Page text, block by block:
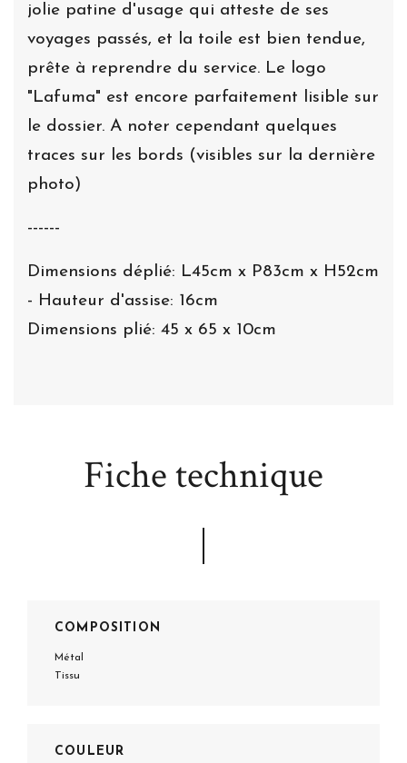
jolie patine d'usage qui atteste de ses
voyages passés, et la toile est bien tendue,
prête à reprendre du service. Le logo
"Lafuma" est encore parfaitement lisible sur
le dossier. A noter cependant quelques
traces sur les bords (visibles sur la dernière
photo)
------
Dimensions déplié: L45cm x P83cm x H52cm
- Hauteur d'assise: 16cm
Dimensions plié: 45 x 65 x 10cm
Fiche technique
COMPOSITION
Métal
Tissu
COULEUR